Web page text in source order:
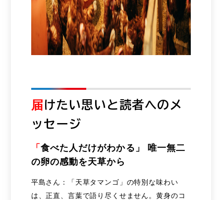
届 けたい思いと読者へのメ
ッセージ
「 食べた人だけがわかる」 唯一無二
の卵の感動を天草から
平島さん：「天草タマンゴ」の特別な味わい
は、正直、言葉で語り尽くせません。黄身のコ